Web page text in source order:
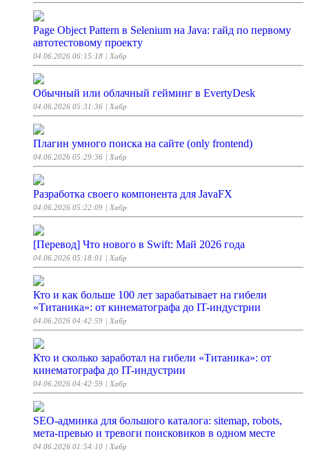
Page Object Pattern в Selenium на Java: гайд по первому
автотестовому проекту
04.06.2026 06:15:18 | Хабр
Обычный или облачный гейминг в EvertyDesk
04.06.2026 05:31:36 | Хабр
Плагин умного поиска на сайте (only frontend)
04.06.2026 05:29:36 | Хабр
Разработка своего компонента для JavaFX
04.06.2026 05:22:09 | Хабр
[Перевод] Что нового в Swift: Май 2026 года
04.06.2026 05:18:01 | Хабр
Кто и как больше 100 лет зарабатывает на гибели
«Титаника»: от кинематографа до IT-индустрии
04.06.2026 04:42:59 | Хабр
Кто и сколько заработал на гибели «Титаника»: от
кинематографа до IT-индустрии
04.06.2026 04:42:59 | Хабр
SEO-админка для большого каталога: sitemap, robots,
мета-превью и тревоги поисковиков в одном месте
04.06.2026 01:54:10 | Хабр